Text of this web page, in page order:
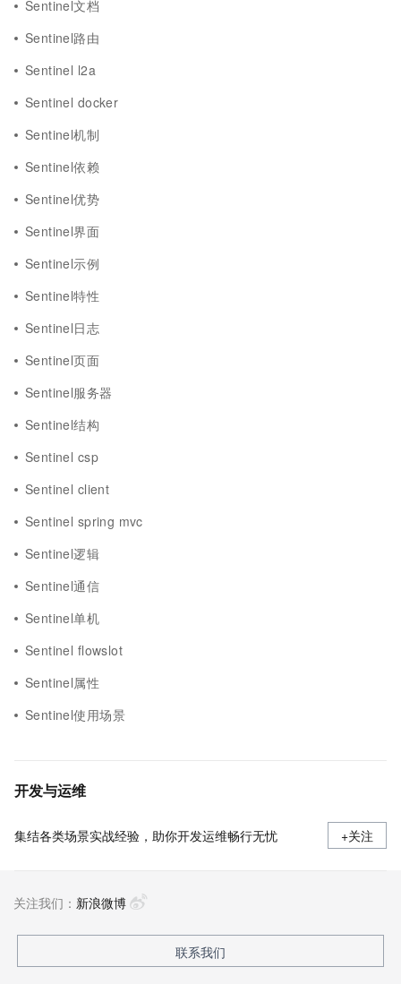
Sentinel文档
Sentinel路由
Sentinel l2a
Sentinel docker
Sentinel机制
Sentinel依赖
Sentinel优势
Sentinel界面
Sentinel示例
Sentinel特性
Sentinel日志
Sentinel页面
Sentinel服务器
Sentinel结构
Sentinel csp
Sentinel client
Sentinel spring mvc
Sentinel逻辑
Sentinel通信
Sentinel单机
Sentinel flowslot
Sentinel属性
Sentinel使用场景
开发与运维
集结各类场景实战经验，助你开发运维畅行无忧 +关注
关注我们： 新浪微博
联系我们